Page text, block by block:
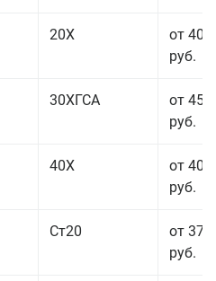
20Х
от 40
руб.
30ХГСА
от 45
руб.
40Х
от 40
руб.
Ст20
от 37
руб.